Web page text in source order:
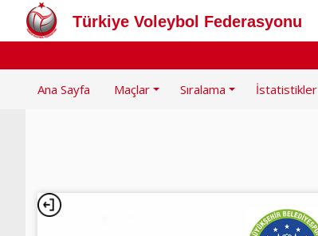
Türkiye Voleybol Federasyonu
Ana Sayfa Maçlar Sıralama İstatistikler